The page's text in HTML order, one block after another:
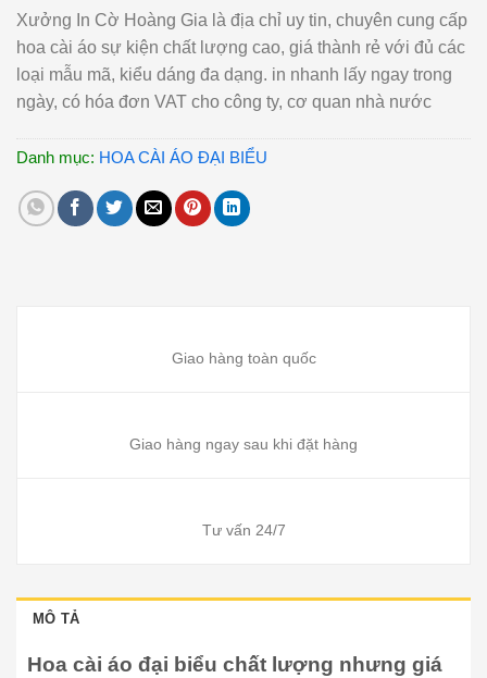
Xưởng In Cờ Hoàng Gia là địa chỉ uy tin, chuyên cung cấp
hoa cài áo sự kiện chất lượng cao, giá thành rẻ với đủ các
loại mẫu mã, kiểu dáng đa dạng. in nhanh lấy ngay trong
ngày, có hóa đơn VAT cho công ty, cơ quan nhà nước
Danh mục: HOA CÀI ÁO ĐẠI BIỂU
Giao hàng toàn quốc
Giao hàng ngay sau khi đặt hàng
Tư vấn 24/7
MÔ TẢ
Hoa cài áo đại biểu chất lượng nhưng giá